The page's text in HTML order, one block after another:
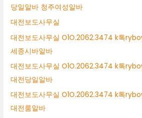
당일알바 청주여성알바
대전보도사무실
대전보도사무실 O1O.2062.3474 k톡
세종시바알바
대전보도사무실 O1O.2062.3474 k톡
대전당일알바
대전보도사무실 O1O.2062.3474 k톡
대전룸알바